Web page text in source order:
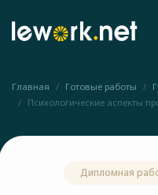
Главная Готовые работы
Психологические аспекты
Дипломная